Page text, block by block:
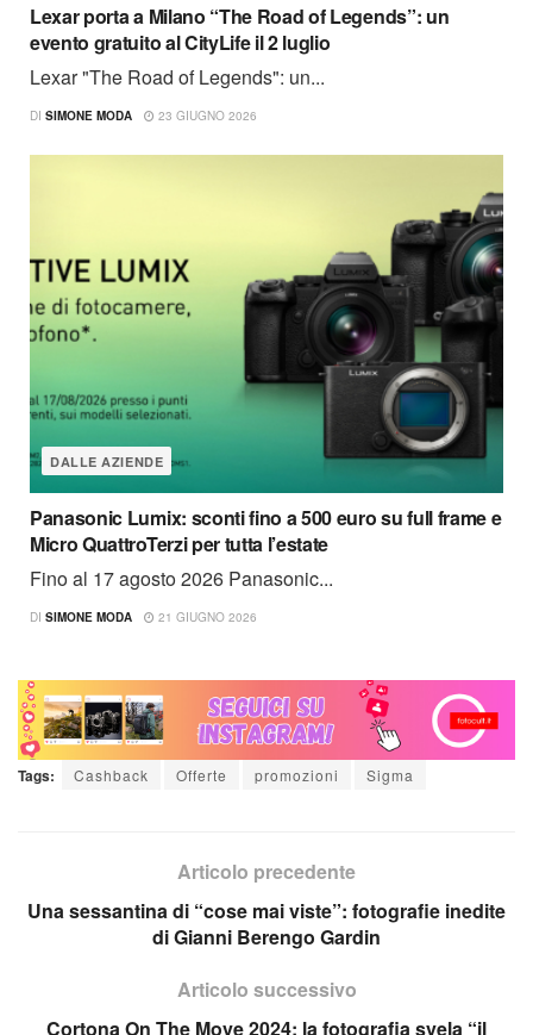
Lexar porta a Milano “The Road of Legends”: un
evento gratuito al CityLife il 2 luglio
Lexar "The Road of Legends": un...
DI SIMONE MODA 23 GIUGNO 2026
DALLE AZIENDE
Panasonic Lumix: sconti fino a 500 euro su full frame e
Micro QuattroTerzi per tutta l’estate
Fino al 17 agosto 2026 Panasonic...
DI SIMONE MODA 21 GIUGNO 2026
Tags: Cashback Offerte promozioni Sigma
Articolo precedente
Una sessantina di “cose mai viste”: fotografie inedite
di Gianni Berengo Gardin
Articolo successivo
Cortona On The Move 2024: la fotografia svela “il